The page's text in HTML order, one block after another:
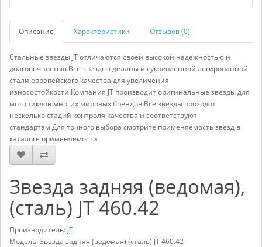
Описание Характеристики Отзывов (0)
Стальные звезды JT отличаются своей высокой надежностью и
долговечностью.Все звезды сделаны из укрепленной легированной
стали европейского качества для увеличения
износостойкости.Компания JT производит оригинальные звезды для
мотоциклов многих мировых брендов.Все звезды проходят
несколько стадий контроля качества и соответствуют
стандартам.Для точного выбора смотрите применяемость звезд в
каталоге применяемости
Звезда задняя (ведомая),
(сталь) JT 460.42
Производитель: JT
Модель: Звезда задняя (ведомая),(сталь) JT 460.42